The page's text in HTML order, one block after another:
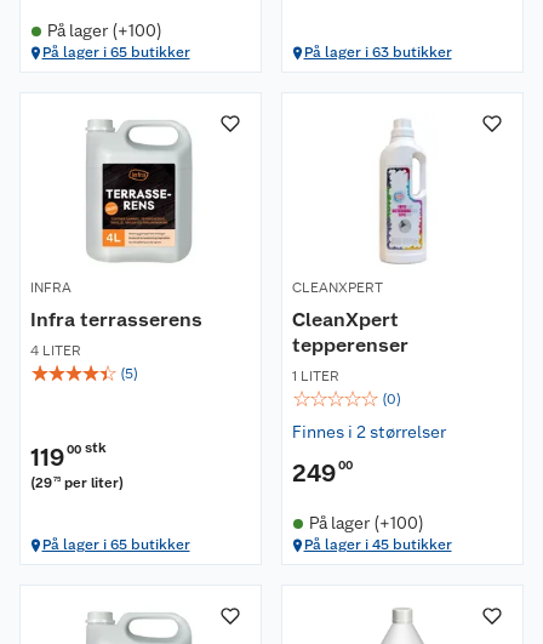
På lager (+100)
På lager i 65 butikker På lager i 63 butikker
INFRA
Infra terrasserens
4 LITER
☆☆☆☆☆ (5)
11900 stk
(2975 per liter)
På lager i 65 butikker
CLEANXPERT
CleanXpert
tepperenser
1 LITER
☆☆☆☆☆ (0)
Finnes i 2 størrelser
24900
På lager (+100)
På lager i 45 butikker
Om oss